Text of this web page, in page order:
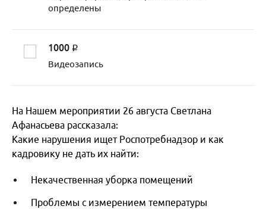
определены
1000 q
Видеозапись
На Нашем мероприятии 26 августа Светлана
Афанасьева рассказала:
Какие нарушения ищет Роспотребнадзор и как
кадровику не дать их найти:
Некачественная уборка помещений
Проблемы с измерением температуры